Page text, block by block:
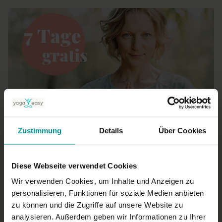
Zustimmung Details Über Cookies
Diese Webseite verwendet Cookies
Wir verwenden Cookies, um Inhalte und Anzeigen zu
personalisieren, Funktionen für soziale Medien anbieten
zu können und die Zugriffe auf unsere Website zu
analysieren. Außerdem geben wir Informationen zu Ihrer
BUNDLE AUSLEIHEN (7930 VIDEOS)
Classic - 7 Tage gratis (endet automatisch)
kostenlos.
Dein Gratiszugang läuft automatisch nach 7 Tagen aus.
Eine Kündigung ist nicht notwendig.
Gesamtbetrag
Keine Zahlung erforderlich!